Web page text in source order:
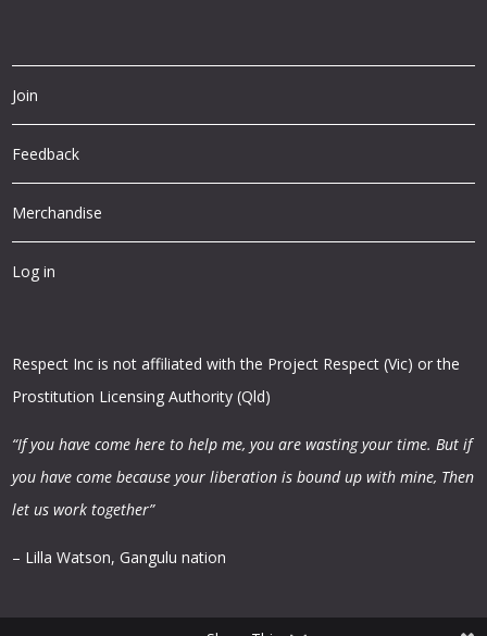
Join
Feedback
Merchandise
Log in
Respect Inc is not affiliated with the Project Respect (Vic) or the
Prostitution Licensing Authority (Qld)
“If you have come here to help me, you are wasting your time.But if
you have come because your liberation is bound up with mine, Then
let us work together”
– Lilla Watson, Gangulu nation